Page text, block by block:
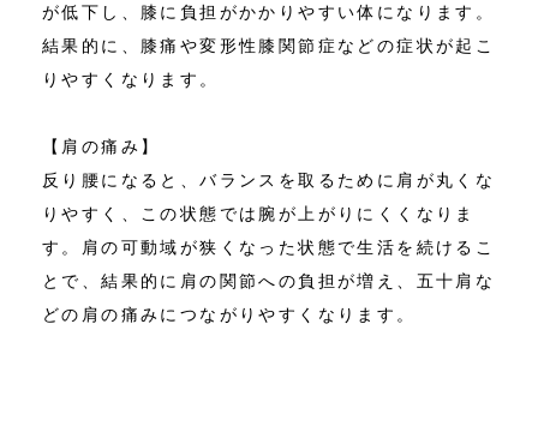
が低下し、膝に負担がかかりやすい体になります。
結果的に、膝痛や変形性膝関節症などの症状が起こ
りやすくなります。
【肩の痛み】
反り腰になると、バランスを取るために肩が丸くな
りやすく、この状態では腕が上がりにくくなりま
す。肩の可動域が狭くなった状態で生活を続けるこ
とで、結果的に肩の関節への負担が増え、五十肩な
どの肩の痛みにつながりやすくなります。